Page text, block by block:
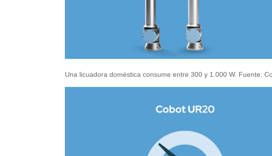
Una licuadora doméstica consume entre 300 y 1.000 W. Fuente: